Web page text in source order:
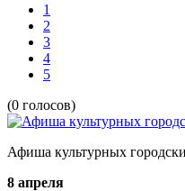
1
2
3
4
5
(0 голосов)
Афиша культурных
8 апреля